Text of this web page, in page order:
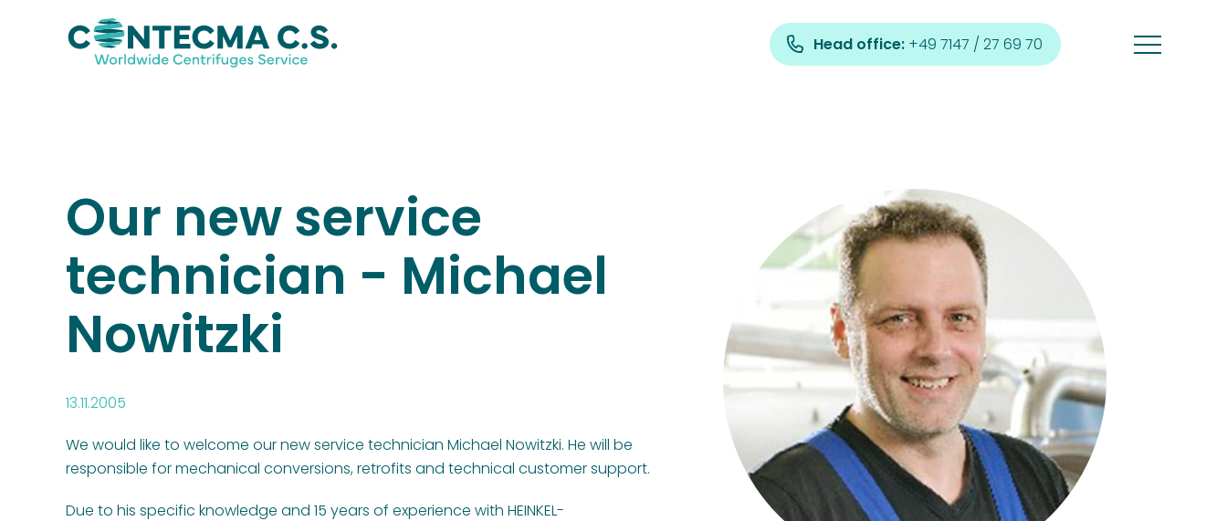
Head office: +49 7147 / 27 69 70
Our new service
technician - Michael
Nowitzki
13.11.2005
We would like to welcome our new service technician Michael Nowitzki. He will be
responsible for mechanical conversions, retrofits and technical customer support.
Due to his specific knowledge and 15 years of experience with HEINKEL-